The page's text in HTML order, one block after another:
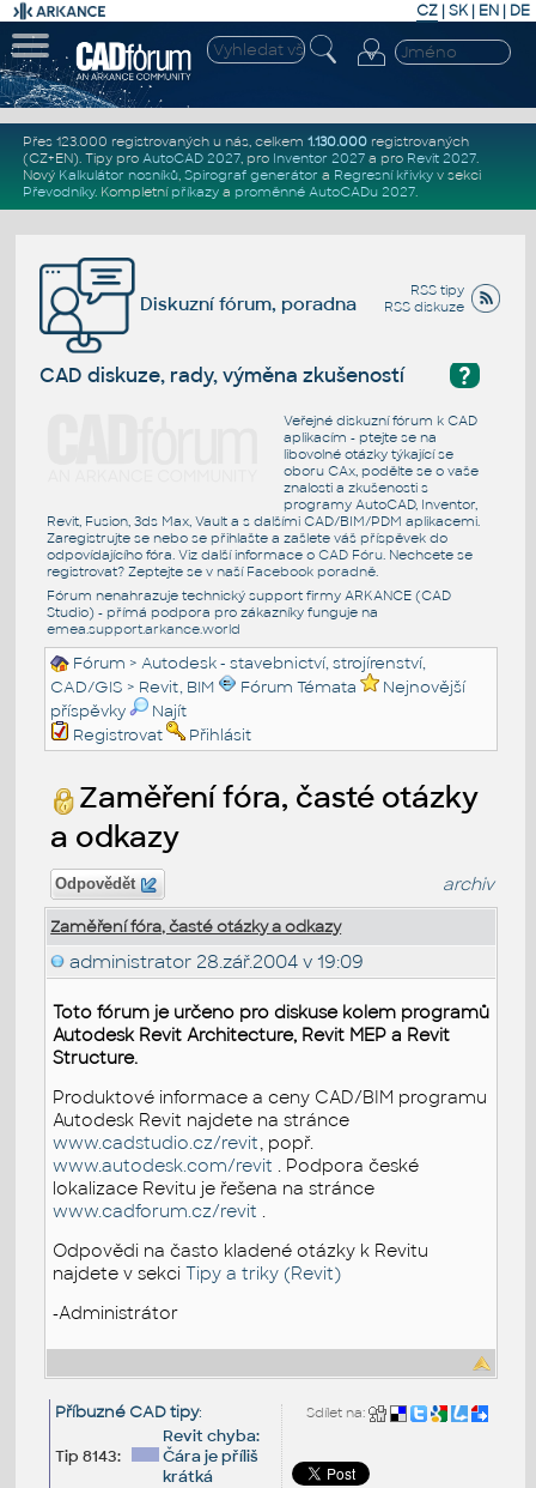
CZ | SK| EN | DE
Přes 123.000 registrovaných u nás, celkem 1.130.000registrovaných
(CZ+EN). Tipy pro AutoCAD 2027, pro Inventor 2027a pro Revit 2027.
Nový Kalkulátor nosníků, Spirograf generátor a Regresní křivkyv sekci
Převodníky. Kompletní příkazya proměnné AutoCADu 2027.
RSS tipy
RSS diskuze
Diskuzní fórum, poradna
?
CAD diskuze, rady, výměna zkušeností
Veřejné diskuzní fórum k CAD
aplikacím - ptejte se na
libovolné otázky týkající se
oboru CAx, podělte se o vaše
znalosti a zkušenosti s
programy AutoCAD, Inventor,
Revit, Fusion, 3ds Max, Vault a s dalšími CAD/BIM/PDM aplikacemi.
Zaregistrujte se nebo se přihlašte a zašlete váš příspěvek do
odpovídajícího fóra. Viz další informace o CAD Fóru. Nechcete se
registrovat? Zeptejte se v naší Facebook poradně.
Fórum nenahrazuje technický support firmy ARKANCE (CAD
Studio) - přímá podpora pro zákazníky funguje na
emea.support.arkance.world
Fórum >Autodesk - stavebnictví, strojírenství,
CAD/GIS > Revit, BIM Fórum Témata
Nejnovější
příspěvky
Najít
Registrovat
Přihlásit
Zaměření fóra, časté otázky
a odkazy
Odpovědět archiv
Zaměření fóra, časté otázky a odkazy
administrator 28.zář.2004 v 19:09
Toto fórum je určeno pro diskuse kolem programů
Autodesk Revit Architecture, Revit MEP a Revit
Structure.
Produktové informace a ceny CAD/BIM programu
Autodesk Revit najdete na stránce
www.cadstudio.cz/revit, popř.
www.autodesk.com/revit . Podpora české
lokalizace Revitu je řešena na stránce
www.cadforum.cz/revit .
Odpovědi na často kladené otázky k Revitu
najdete v sekciTipy a triky (Revit)
-Administrátor
Sdílet na:
Příbuzné CAD tipy:
Tip 8143:
Revit chyba:
Čára je příliš
krátká